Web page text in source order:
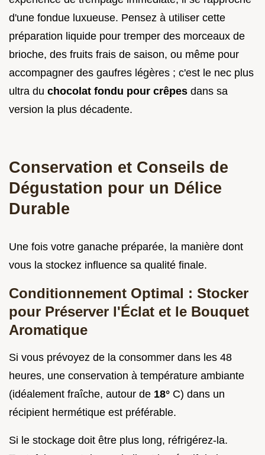
d'une fondue luxueuse. Pensez à utiliser cette
préparation liquide pour tremper des morceaux de
brioche, des fruits frais de saison, ou même pour
accompagner des gaufres légères ; c'est le nec plus
ultra du chocolat fondu pour crêpes dans sa
version la plus décadente.
Conservation et Conseils de
Dégustation pour un Délice
Durable
Une fois votre ganache préparée, la manière dont
vous la stockez influence sa qualité finale.
Conditionnement Optimal : Stocker
pour Préserver l'Éclat et le Bouquet
Aromatique
Si vous prévoyez de la consommer dans les 48
heures, une conservation à température ambiante
(idéalement fraîche, autour de 18° C) dans un
récipient hermétique est préférable.
Si le stockage doit être plus long, réfrigérez-la.